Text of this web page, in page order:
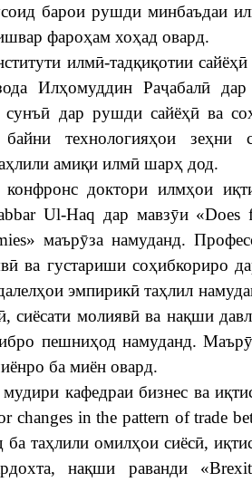
барои рушди минбаъдаи
фароҳам хоҳад овард.
илмӣ-тадқиқотии
Илҳомуддин Раҷабалӣ
сунъӣ дар рушди сайёҳӣ ва
байни технологияҳои
амиқи илмӣ шарҳ дод.
доктори илмҳои
Ul-Haq дар мавзӯи «Does
маърӯза намуданд.
ва густариши соҳибкориро
эмпирикӣ таҳлил
сиёсати молиявӣ ва нақши
пешниҳод намуданд.
ба миён овард.
кафедраи бизнес ва
changes in the pattern of trade
таҳлили омилҳои сиёсӣ,
нақши раванди